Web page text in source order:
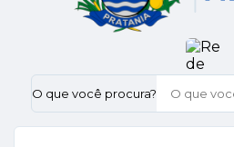
O que você procura?